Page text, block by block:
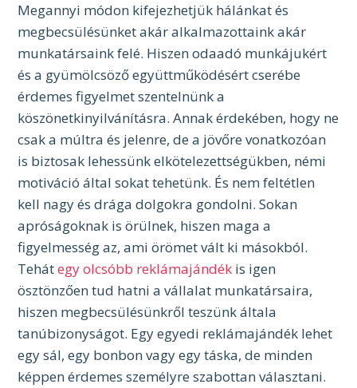
Megannyi módon kifejezhetjük hálánkat és
megbecsülésünket akár alkalmazottaink akár
munkatársaink felé. Hiszen odaadó munkájukért
és a gyümölcsöző együttműködésért cserébe
érdemes figyelmet szentelnünk a
köszönetkinyilvánításra. Annak érdekében, hogy ne
csak a múltra és jelenre, de a jövőre vonatkozóan
is biztosak lehessünk elkötelezettségükben, némi
motiváció által sokat tehetünk. És nem feltétlen
kell nagy és drága dolgokra gondolni. Sokan
apróságoknak is örülnek, hiszen maga a
figyelmesség az, ami örömet vált ki másokból.
Tehátegy olcsóbb reklámajándék is igen
ösztönzően tud hatni a vállalat munkatársaira,
hiszen megbecsülésünkről teszünk általa
tanúbizonyságot. Egy egyedi reklámajándék lehet
egy sál, egy bonbon vagy egy táska, de minden
képpen érdemes személyre szabottan választani.